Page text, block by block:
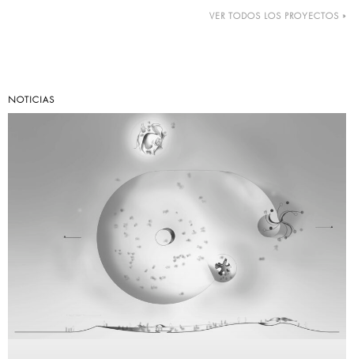
VER TODOS LOS PROYECTOS »
NOTICIAS